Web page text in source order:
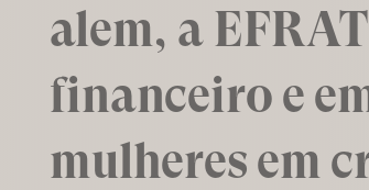
além, a
financeiro e
mulheres em